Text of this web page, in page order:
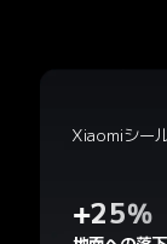
Xiaomiシー
+25%